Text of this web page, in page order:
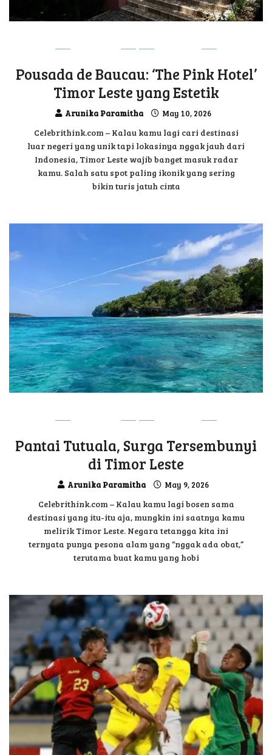
Pousada de Baucau: ‘The Pink Hotel’
Timor Leste yang Estetik
Arunika Paramitha May 10, 2026
Celebrithink.com – Kalau kamu lagi cari destinasi
luar negeri yang unik tapi lokasinya nggak jauh dari
Indonesia, Timor Leste wajib banget masuk radar
kamu. Salah satu spot paling ikonik yang sering
bikin turis jatuh cinta
Pantai Tutuala, Surga Tersembunyi
di Timor Leste
Arunika Paramitha May 9, 2026
Celebrithink.com – Kalau kamu lagi bosen sama
destinasi yang itu-itu aja, mungkin ini saatnya kamu
melirik Timor Leste. Negara tetangga kita ini
ternyata punya pesona alam yang “nggak ada obat,”
terutama buat kamu yang hobi